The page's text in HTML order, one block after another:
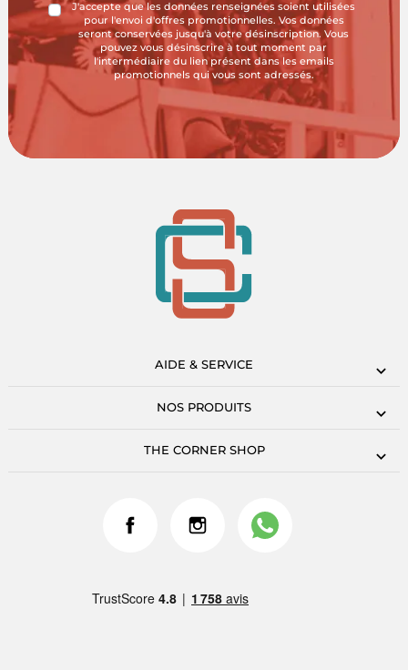
J'accepte que les données renseignées soient utilisées
pour l'envoi d'offres promotionnelles. Vos données
seront conservées jusqu'à votre désinscription. Vous
pouvez vous désinscrire à tout moment par
l'intermédiaire du lien présent dans les emails
promotionnels qui vous sont adressés.
AIDE & SERVICE
NOS PRODUITS
THE CORNER SHOP